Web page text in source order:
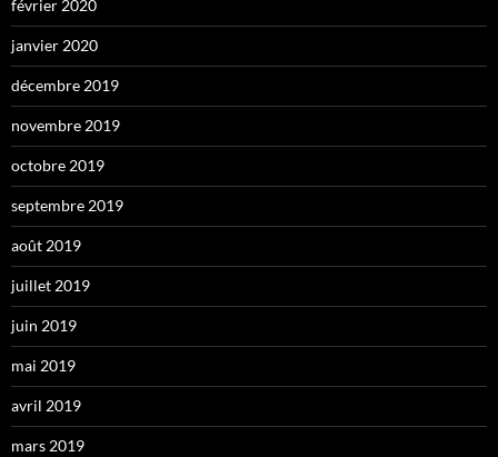
février 2020
janvier 2020
décembre 2019
novembre 2019
octobre 2019
septembre 2019
août 2019
juillet 2019
juin 2019
mai 2019
avril 2019
mars 2019